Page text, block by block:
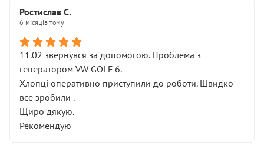
Ростислав С.
6 місяців тому
11.02 звернувся за допомогою. Проблема з
генератором VW GOLF 6.
Хлопці оперативно приступили до роботи. Швидко
все зробили .
Щиро дякую.
Рекомендую